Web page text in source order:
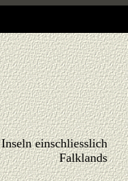
einschliesslich
Falklands